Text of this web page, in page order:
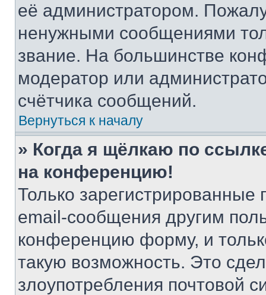
её администратором.
ненужными сообщениями
звание. На большинстве
модератор или
счётчика сообщений.
Вернуться к началу
» Когда я щёлкаю по
на конференцию!
Только зарегистрированные
email-сообщения другим
конференцию форму, и
такую возможность. Это
злоупотребления почтовой